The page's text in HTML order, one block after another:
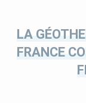
LA
FRANCE